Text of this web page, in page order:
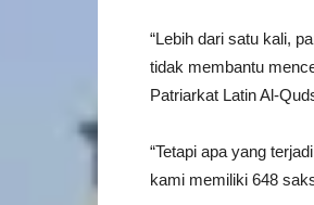
“Lebih dari satu kali,
tidak membantu
Patriarkat Latin Al-
“Tetapi apa yang
kami memiliki 648